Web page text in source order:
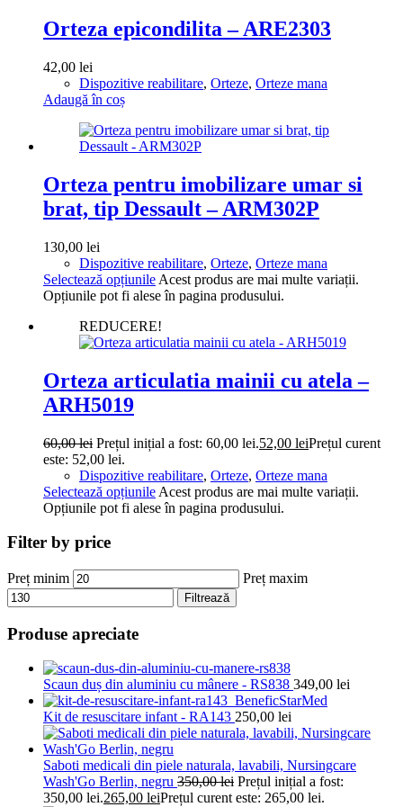
Orteza epicondilita – ARE2303
42,00 lei
Dispozitive reabilitare, Orteze, Orteze mana
Adaugă în coș
Orteza pentru imobilizare umar si
brat, tip Dessault – ARM302P
130,00 lei
Dispozitive reabilitare, Orteze, Orteze mana
Selectează opțiunile Acest produs are mai multe variații.
Opțiunile pot fi alese în pagina produsului.
REDUCERE!
Orteza articulatia mainii cu atela –
ARH5019
60,00lei Prețul inițial a fost: 60,00 lei.52,00 leiPrețul curent
este: 52,00 lei.
Dispozitive reabilitare, Orteze, Orteze mana
Selectează opțiunile Acest produs are mai multe variații.
Opțiunile pot fi alese în pagina produsului.
Filter by price
Preț minim Preț maxim
Filtrează
Produse apreciate
Scaun duș din aluminiu cu mânere - RS838 349,00 lei
Kit de resuscitare infant - RA143 250,00 lei
Saboti medicali din piele naturala, lavabili, Nursingcare
Wash'Go Berlin, negru 350,00lei Prețul inițial a fost:
350,00 lei.265,00 leiPrețul curent este: 265,00 lei.